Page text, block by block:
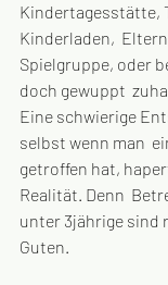
Kindertagesstätte,
Kinderladen,
Spielgruppe, oder
doch gewuppt
Eine schwierige
selbst wenn man
getroffen hat,
Realität. Denn
unter 3jährige sind
Guten.